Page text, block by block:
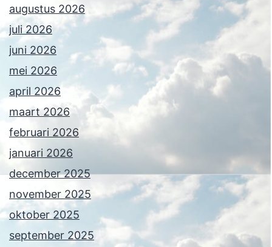
augustus 2026
juli 2026
juni 2026
mei 2026
april 2026
maart 2026
februari 2026
januari 2026
december 2025
november 2025
oktober 2025
september 2025